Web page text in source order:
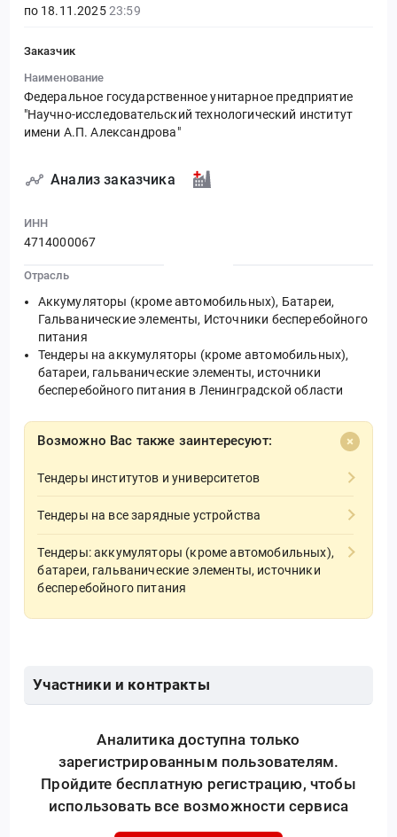
по 18.11.202523:59
Заказчик
Наименование
Федеральное государственное унитарное предприятие
"Научно-исследовательский технологический институт
имени А.П. Александрова"
Анализ заказчика
ИНН
4714000067
Отрасль
Аккумуляторы (кроме автомобильных), Батареи,
Гальванические элементы, Источники бесперебойного
питания
Тендеры на аккумуляторы (кроме автомобильных),
батареи, гальванические элементы, источники
бесперебойного питания в Ленинградской области
Возможно Вас также заинтересуют:
Тендеры институтов и университетов
Тендеры на все зарядные устройства
Тендеры: аккумуляторы (кроме автомобильных),
батареи, гальванические элементы, источники
бесперебойного питания
Участники и контракты
Аналитика доступна только
зарегистрированным пользователям.
Пройдите бесплатную регистрацию, чтобы
использовать все возможности сервиса